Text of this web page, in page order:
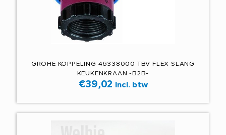
GROHE KOPPELING 46338000 TBV FLEX SLANG
KEUKENKRAAN -B2B-
€39,02 Incl. btw